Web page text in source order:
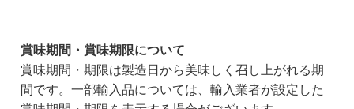
賞味期間・賞味期限について
賞味期間・期限は製造日から美味しく召し上がれる期
間です。一部輸入品については、輸入業者が設定した